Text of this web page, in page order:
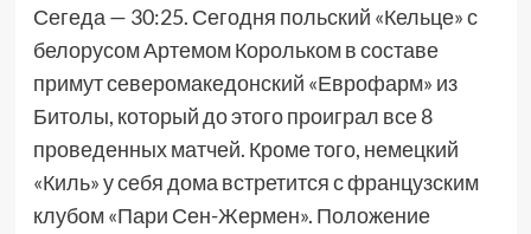
Сегеда — 30:25. Сегодня польский «Кельце» с
белорусом Артемом Корольком в составе
примут северомакедонский «Еврофарм» из
Битолы, который до этого проиграл все 8
проведенных матчей. Кроме того, немецкий
«Киль» у себя дома встретится с французским
клубом «Пари Сен-Жермен». Положение